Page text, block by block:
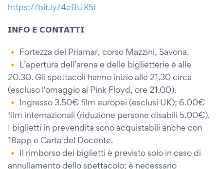
https://bit.ly/4eBUX5t
𝗜𝗡𝗙𝗢 𝗘 𝗖𝗢𝗡𝗧𝗔𝗧𝗧𝗜
🔸 Fortezza del Priamar, corso Mazzini, Savona.
🔸 L’apertura dell’arena e delle biglietterie è alle
20.30. Gli spettacoli hanno inizio alle 21.30 circa
(escluso l'omaggio ai Pink Floyd, ore 21.00).
🔸 Ingresso 3.50€ film europei (esclusi UK); 6.00€
film internazionali (riduzione persone disabili 5.00€).
I biglietti in prevendita sono acquistabili anche con
18app e Carta del Docente.
🔸 Il rimborso dei biglietti è previsto solo in caso di
annullamento dello spettacolo; è necessario